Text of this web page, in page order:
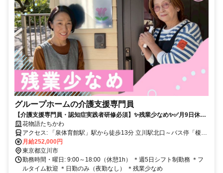
グループホームの介護支援専門員
【介護支援専門員・認知症実践者研修必須】✨残業少なめ✨✅月9日休み
✅季節手当年2回✅資格取得支援あり（規定有）✅ブランク歓迎
花物語たちかわ
アクセス: 「泉体育館駅」駅から徒歩13分 立川駅北口～バス停「榎戸
弁天」下車徒歩4分
月給252,000円
東京都立川市
勤務時間・曜日: 9:00～18:00（休憩1h） ＊週5日シフト制勤務 ＊フ
ルタイム歓迎 ＊日勤のみ（夜勤なし） ＊残業少なめ